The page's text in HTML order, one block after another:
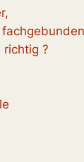
richtig ?